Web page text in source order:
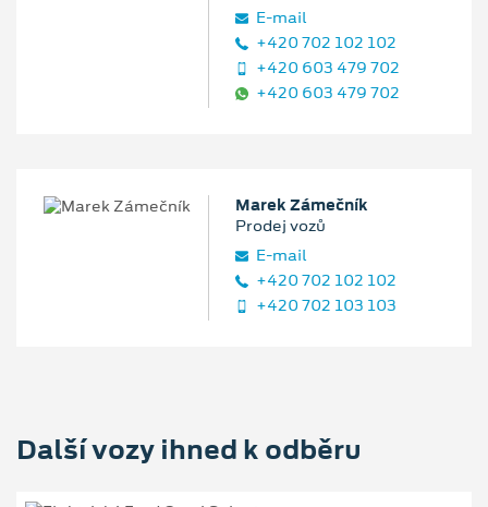
E‑mail
+420 702 102 102
+420 603 479 702
+420 603 479 702
Marek Zámečník
Prodej vozů
E‑mail
+420 702 102 102
+420 702 103 103
Další vozy ihned k odběru